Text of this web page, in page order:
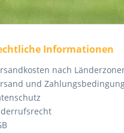
Informationen
nach
und